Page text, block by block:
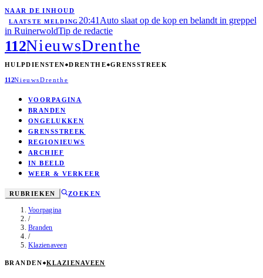
NAAR DE INHOUD
LAATSTE MELDING 20:41 Auto slaat op de kop en belandt in greppel
in RuinerwoldTip de redactie
112NieuwsDrenthe
HULPDIENSTEN DRENTHE GRENSSTREEK
112NieuwsDrenthe
VOORPAGINA
BRANDEN
ONGELUKKEN
GRENSSTREEK
REGIONIEUWS
ARCHIEF
IN BEELD
WEER & VERKEER
RUBRIEKEN ZOEKEN
Voorpagina
/
Branden
/
Klazienaveen
BRANDEN KLAZIENAVEEN